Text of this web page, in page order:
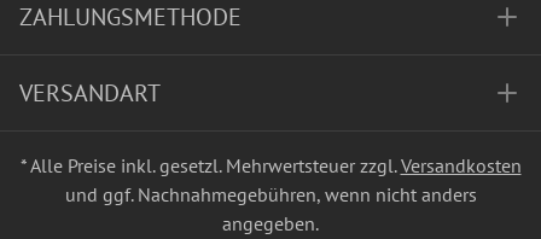
ZAHLUNGSMETHODE
VERSANDART
* Alle Preise inkl. gesetzl. Mehrwertsteuer zzgl.Versandkosten
und ggf. Nachnahmegebühren, wenn nicht anders
angegeben.